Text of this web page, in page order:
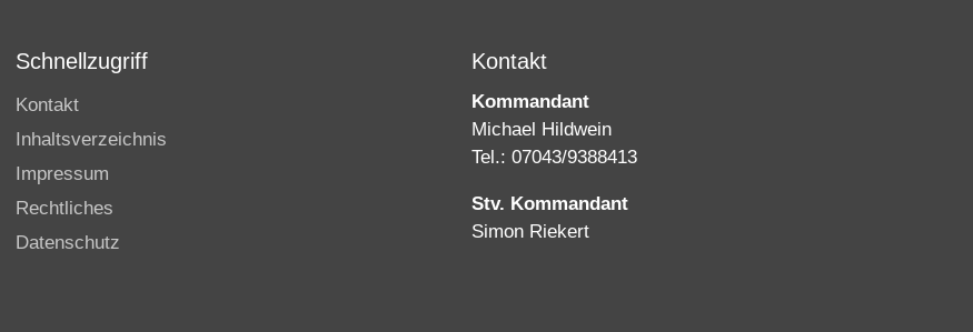
Schnellzugriff
Kontakt
Inhaltsverzeichnis
Impressum
Rechtliches
Datenschutz
Kontakt
Kommandant
Michael Hildwein
Tel.: 07043/9388413
Stv. Kommandant
Simon Riekert